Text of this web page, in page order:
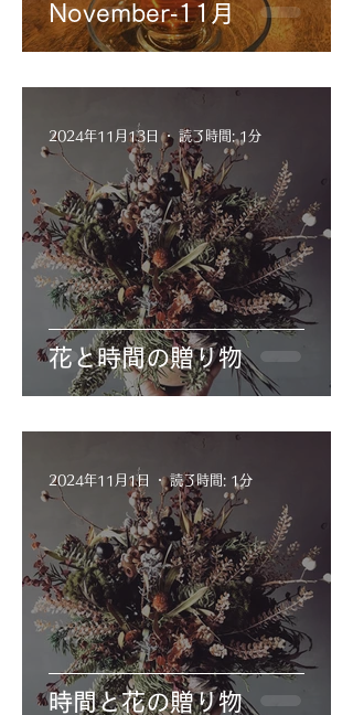
November‐11月
花と時間の贈り物
2024年11月13日 読了時間: 1分
時間と花の贈り物
2024年11月1日 読了時間: 1分